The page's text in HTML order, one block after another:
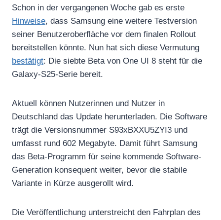
Schon in der vergangenen Woche gab es erste
Hinweise, dass Samsung eine weitere Testversion
seiner Benutzeroberfläche vor dem finalen Rollout
bereitstellen könnte. Nun hat sich diese Vermutung
bestätigt: Die siebte Beta von One UI 8 steht für die
Galaxy-S25-Serie bereit.
Aktuell können Nutzerinnen und Nutzer in
Deutschland das Update herunterladen. Die Software
trägt die Versionsnummer S93xBXXU5ZYI3 und
umfasst rund 602 Megabyte. Damit führt Samsung
das Beta-Programm für seine kommende Software-
Generation konsequent weiter, bevor die stabile
Variante in Kürze ausgerollt wird.
Die Veröffentlichung unterstreicht den Fahrplan des